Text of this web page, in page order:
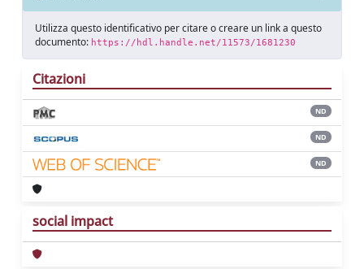
Utilizza questo identificativo per citare o creare un link a questo
documento: https://hdl.handle.net/11573/1681230
Citazioni
ND
ND
ND
social impact